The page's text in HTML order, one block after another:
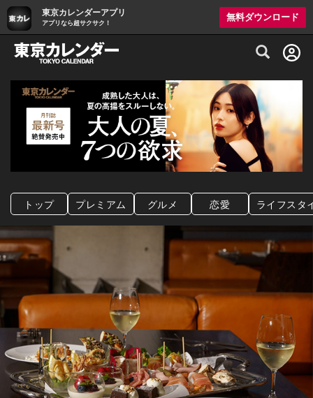
東京カレンダーアプリ
アプリなら超サクサク！
無料ダウンロード
グルメ情報・プレミアムレストラン予約
トップ プレミアム グルメ 恋愛 ライフスタ